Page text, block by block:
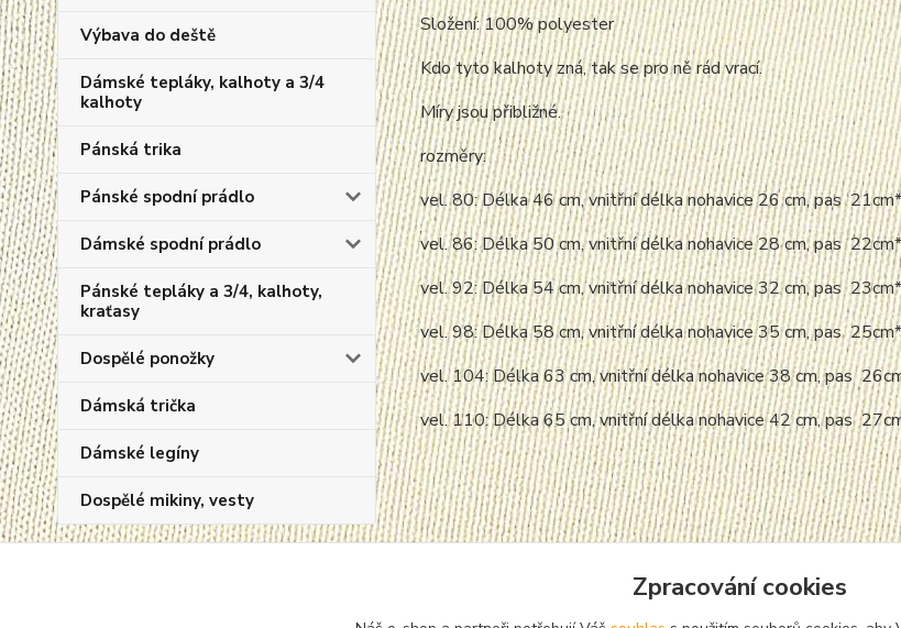
Výbava do deště
Dámské tepláky, kalhoty a 3/4
kalhoty
Pánská trika
Pánské spodní prádlo
Dámské spodní prádlo
Pánské tepláky a 3/4, kalhoty,
kraťasy
Dospělé ponožky
Dámská trička
Dámské legíny
Dospělé mikiny, vesty
Složení: 100% polyester
Kdo tyto kalhoty zná, tak se pro ně rád vrací.
Míry jsou přibližné.
rozměry:
vel. 80: Délka 46 cm, vnitřní délka nohavice 26 cm, pas
vel. 86: Délka 50 cm, vnitřní délka nohavice 28 cm, pas
vel. 92: Délka 54 cm, vnitřní délka nohavice 32 cm, pas
vel. 98: Délka 58 cm, vnitřní délka nohavice 35 cm, pas
vel. 104: Délka 63 cm, vnitřní délka nohavice 38 cm, pas
vel. 110: Délka 65 cm, vnitřní délka nohavice 42 cm, pas
Zpracování cookies